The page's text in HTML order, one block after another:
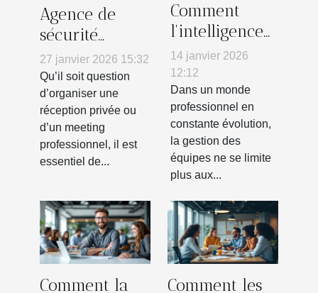
Agence de
sécurité
événementielle
: la plus
connue est
Atrium
Protection
Privée !
27 janvier 2026 15:32
Qu’il soit question
d’organiser une
réception privée ou
d’un meeting
professionnel, il est
essentiel de...
Comment
l'intelligence
émotionnelle
transforme-t-
elle le
management
d'équipe ?
14 janvier 2026
12:12
Dans un monde
professionnel en
constante évolution,
la gestion des
équipes ne se limite
plus aux...
Comment la
Comment les